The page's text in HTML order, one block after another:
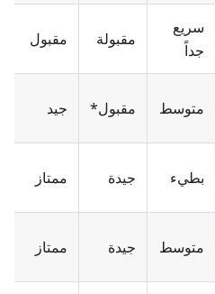
سريع
جداً
مقبولة مقبول
متوسط مقبول* جيد
بطيء جيدة ممتاز
متوسط جيدة ممتاز